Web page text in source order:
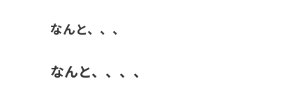
なんと、、、
なんと、、、、